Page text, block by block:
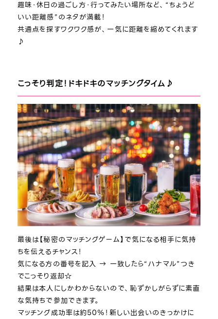
趣味・休日の過ごし方・行ってみたい場所など、“ちょうど
いい距離感”のネタが満載！
共通点を探すワクワク感が、一気に距離を縮めてくれます
♪
こっそり判定！ドキドキのマッチングタイム♪
最後は【秘密のマッチングゲーム】で気になる相手に気持
ちを伝えるチャンス！
気になる方の番号を記入 → 一致したら“ハナマル”つき
でこっそり返却☆
結果は本人にしかわからないので、恥ずかしがらずに素直
な気持ちで参加できます。
マッチング成功率は約50％！新しい出会いのきっかけに